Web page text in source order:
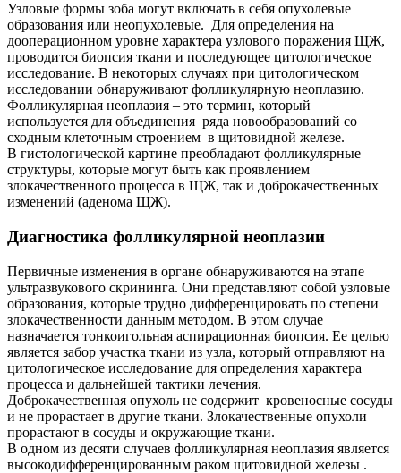
Узловые формы зоба могут включать в себя опухолевые
образования или неопухолевые. Для определения на
дооперационном уровне характера узлового поражения ЩЖ,
проводится биопсия ткани и последующее цитологическое
исследование. В некоторых случаях при цитологическом
исследовании обнаруживают фолликулярную неоплазию.
Фолликулярная неоплазия – это термин, который
используется для объединения ряда новообразований со
сходным клеточным строением в щитовидной железе.
В гистологической картине преобладают фолликулярные
структуры, которые могут быть как проявлением
злокачественного процесса в ЩЖ, так и доброкачественных
изменений (аденома ЩЖ).
Диагностика фолликулярной неоплазии
Первичные изменения в органе обнаруживаются на этапе
ультразвукового скрининга. Они представляют собой узловые
образования, которые трудно дифференцировать по степени
злокачественности данным методом. В этом случае
назначается тонкоигольная аспирационная биопсия. Ее целью
является забор участка ткани из узла, который отправляют на
цитологическое исследование для определения характера
процесса и дальнейшей тактики лечения.
Доброкачественная опухоль не содержит кровеносные сосуды
и не прорастает в другие ткани. Злокачественные опухоли
прорастают в сосуды и окружающие ткани.
В одном из десяти случаев фолликулярная неоплазия является
высокодифференцированным раком щитовидной железы .